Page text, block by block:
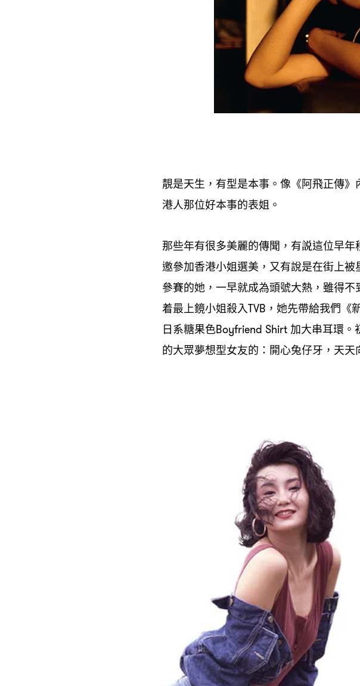
靚是天生 ， 有型是本事。像《阿飛正傳
港人那位好本事的表姐。
那些年有很多美麗的傳聞 ， 有説這位早年
邀參加香港小姐選美 ， 又有說是在街上被
參賽的她 ， 一早就成為頭號大熱 ， 雖得不
着最上鏡小姐殺入TVB， 她先帶給我們《
日系糖果色Boyfriend Shirt 加大串耳環。
的大眾夢想型女友的 ： 開心兔仔牙 ， 天天